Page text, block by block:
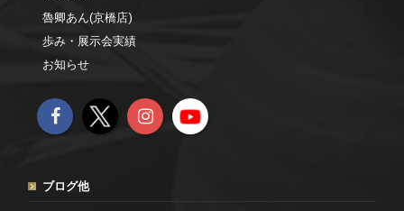
魯卿あん(京橋店)
歩み・展示会実績
お知らせ
ブログ他